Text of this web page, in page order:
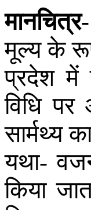
मानचित्र
मूल्य के
प्रदेश में
विधि पर
सार्मथ्य
यथा-
किया